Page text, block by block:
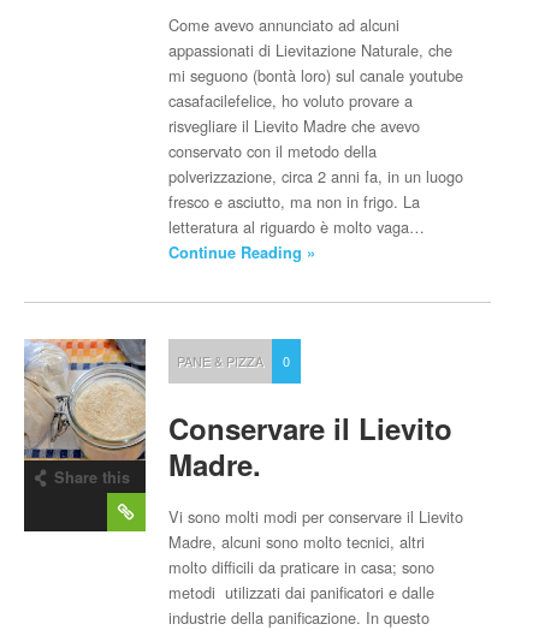
Come avevo annunciato ad alcuni
appassionati di Lievitazione Naturale, che
mi seguono (bontà loro) sul canale youtube
casafacilefelice, ho voluto provare a
risvegliare il Lievito Madre che avevo
conservato con il metodo della
polverizzazione, circa 2 anni fa, in un luogo
fresco e asciutto, ma non in frigo. La
letteratura al riguardo è molto vaga…
Continue Reading »
Share this
PANE & PIZZA 0
Conservare il Lievito
Madre.
Vi sono molti modi per conservare il Lievito
Madre, alcuni sono molto tecnici, altri
molto difficili da praticare in casa; sono
metodi utilizzati dai panificatori e dalle
industrie della panificazione. In questo